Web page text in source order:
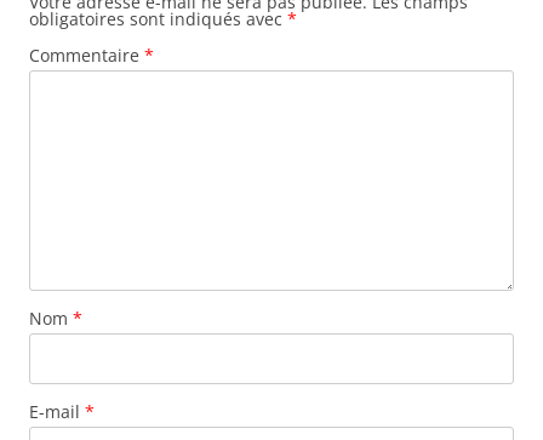
obligatoires sont indiqués avec *
Commentaire *
Nom *
E-mail *